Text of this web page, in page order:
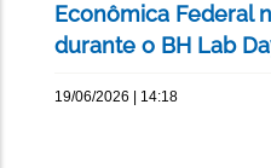
Econômica Federal
durante o BH Lab
19/06/2026 | 14:18